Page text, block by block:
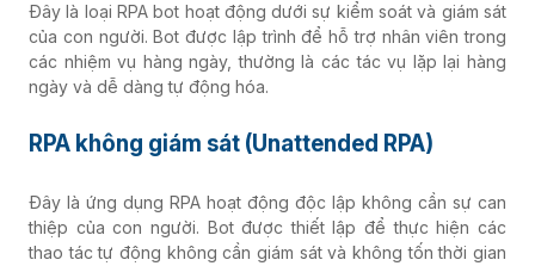
Đây là loại RPA bot hoạt động dưới sự kiểm soát và giám sát
của con người. Bot được lập trình để hỗ trợ nhân viên trong
các nhiệm vụ hàng ngày, thường là các tác vụ lặp lại hàng
ngày và dễ dàng tự động hóa.
RPA không giám sát (Unattended RPA)
Đây là ứng dụng RPA hoạt động độc lập không cần sự can
thiệp của con người. Bot được thiết lập để thực hiện các
thao tác tự động không cần giám sát và không tốn thời gian